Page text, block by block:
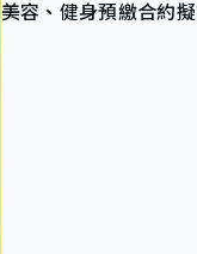
美容、健身預繳合約